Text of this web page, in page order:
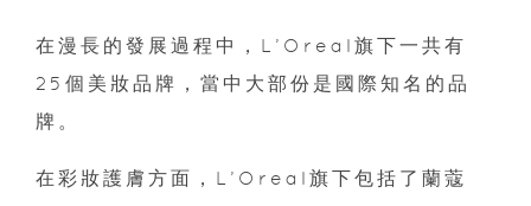
在漫長的發展過程中，L’Oreal旗下一共有
25個美妝品牌，當中大部份是國際知名的品
牌。
在彩妝護膚方面，L’Oreal旗下包括了蘭蔻